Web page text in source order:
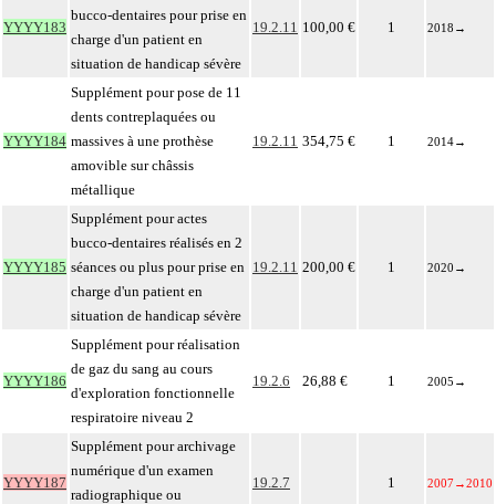
YYYY183
bucco-dentaires pour prise en
charge d'un patient en
situation de handicap sévère
19.2.11 100,00 € 1 2018 →
YYYY184
Supplément pour pose de 11
dents contreplaquées ou
massives à une prothèse
amovible sur châssis
métallique
19.2.11 354,75 € 1 2014→
YYYY185
Supplément pour actes
bucco-dentaires réalisés en 2
séances ou plus pour prise en
charge d'un patient en
situation de handicap sévère
19.2.11 200,00 € 1 2020 →
YYYY186
Supplément pour réalisation
de gaz du sang au cours
d'exploration fonctionnelle
respiratoire niveau 2
19.2.6 26,88 € 1 2005 →
YYYY187
Supplément pour archivage
numérique d'un examen
radiographique ou
19.2.7 1 2007→2010